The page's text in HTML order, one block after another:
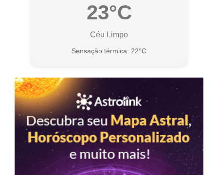
23°C
Céu Limpo
Sensação térmica: 22°C